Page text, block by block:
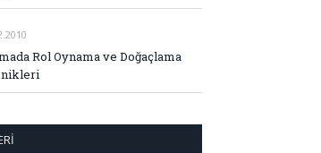
Rol Oynama ve Doğaçlama